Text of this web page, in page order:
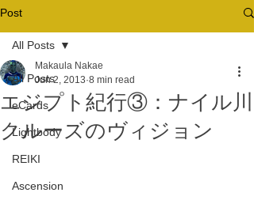
Post
All Posts
eCards
Lightbody
REIKI
Ascension
All Posts
エジプト紀行③：ナイル川
クルーズのヴィジョン
Makaula Nakae
Jun 2, 2013 8 min read